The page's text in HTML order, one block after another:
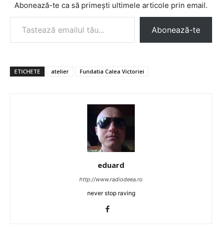
Abonează-te ca să primești ultimele articole prin email.
Tastează emailul tău...
Abonează-te
ETICHETE atelier Fundatia Calea Victoriei
eduard
http://www.radiodeea.ro
never stop raving